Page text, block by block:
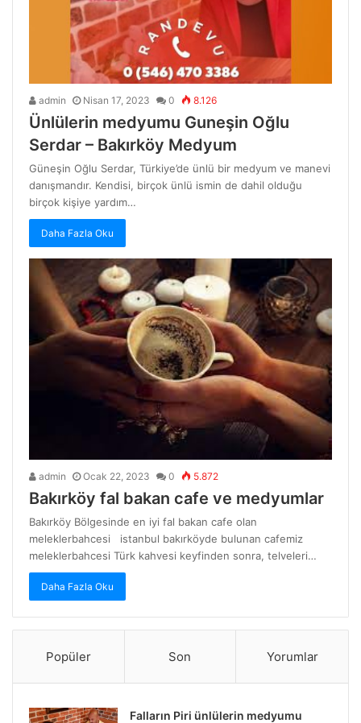
admin Nisan 17, 2023 0 8.126
Ünlülerin medyumu Guneşin Oğlu
Serdar – Bakırköy Medyum
Güneşin Oğlu Serdar, Türkiye’de ünlü bir medyum ve manevi
danışmandır. Kendisi, birçok ünlü ismin de dahil olduğu
birçok kişiye yardım…
Daha Fazla Oku
admin Ocak 22, 2023 0 5.872
Bakırköy fal bakan cafe ve medyumlar
Bakırköy Bölgesinde en iyi fal bakan cafe olan
meleklerbahcesi istanbul bakırköyde bulunan cafemiz
meleklerbahcesi Türk kahvesi keyfinden sonra, telveleri…
Daha Fazla Oku
Popüler Son Yorumlar
Falların Piri ünlülerin medyumu